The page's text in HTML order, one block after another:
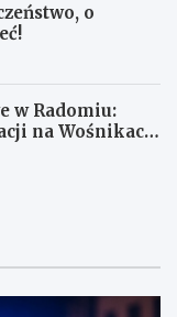
o
w Radomiu:
na Wośnikach,